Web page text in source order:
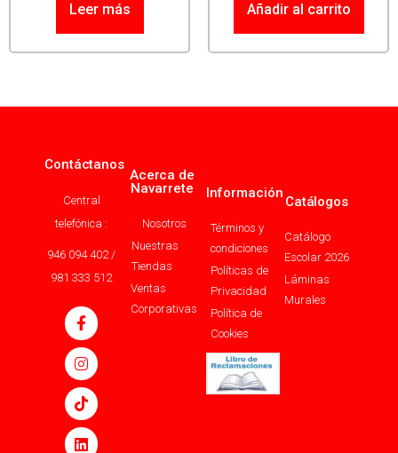
Leer más Añadir al carrito
Contáctanos
Central
telefónica :
946 094 402 /
981 333 512
Acerca de
Navarrete
Nosotros
Nuestras
Tiendas
Ventas
Corporativas
Información
Términos y
condiciones
Políticas de
Privacidad
Política de
Cookies
Catálogos
Catálogo
Escolar 2026
Láminas
Murales